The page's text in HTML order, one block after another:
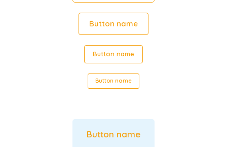
Button name
Button name
Button name
Button name